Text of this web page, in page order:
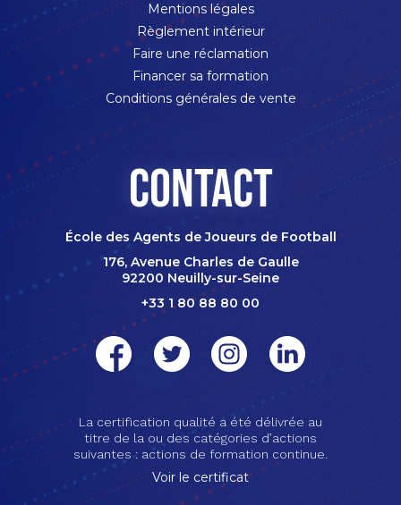
Mentions légales
Règlement intérieur
Faire une réclamation
Financer sa formation
Conditions générales de vente
Contact
École des Agents de Joueurs de Football
176, Avenue Charles de Gaulle
92200 Neuilly-sur-Seine
+33 1 80 88 80 00
La certification qualité a été délivrée au
titre de la ou des catégories d’actions
suivantes : actions de formation continue.
Voir le certificat